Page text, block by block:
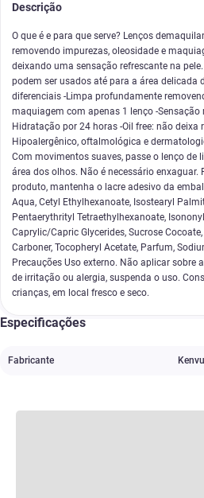
Descrição
O que é e para que serve? Lenços
removendo impurezas, oleosidade e
deixando uma sensação refrescante na
podem ser usados até para a área delicada
diferenciais -Limpa profundamente
maquiagem com apenas 1 lenço -Sensação
Hidratação por 24 horas -Oil free: não deixa
Hipoalergênico, oftalmológica e
Com movimentos suaves, passe o lenço de
área dos olhos. Não é necessário enxaguar.
produto, mantenha o lacre adesivo da
Aqua, Cetyl Ethylhexanoate, Isostearyl
Pentaerythrityl Tetraethylhexanoate,
Caprylic/Capric Glycerides, Sucrose
Carboner, Tocopheryl Acetate, Parfum,
Precauções Uso externo. Não aplicar sobre
de irritação ou alergia, suspenda o uso.
crianças, em local fresco e seco.
Especificações
Fabricante